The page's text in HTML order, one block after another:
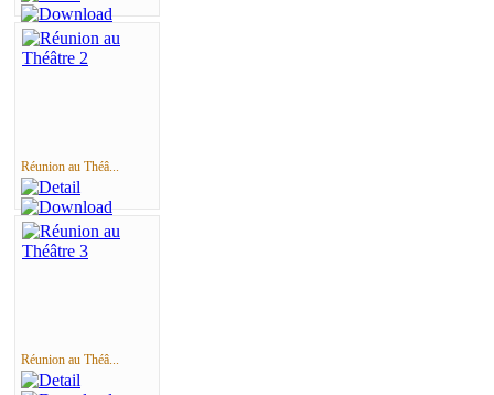
Réunion au Théâ...
Réunion au Théâ...